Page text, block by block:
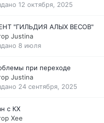
12 октября, 2025
"ГИЛЬДИЯ АЛЫХ ВЕСОВ"
Justina
8 июля
при переходе
Justina
24 сентября, 2025
с КХ
Хее